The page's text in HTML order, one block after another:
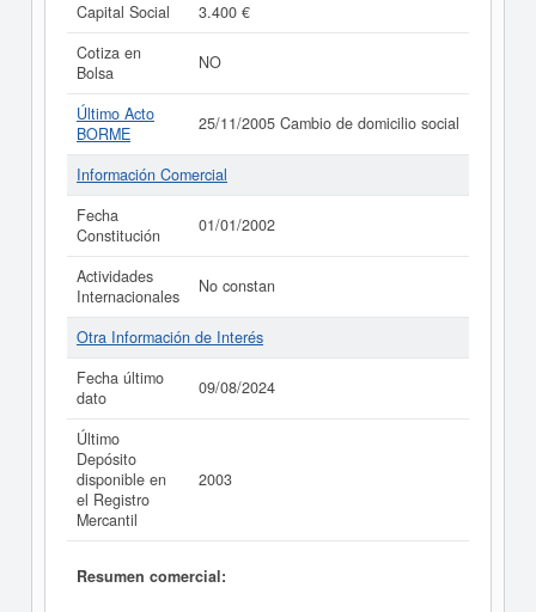
Capital Social
3.400 €
Cotiza en
Bolsa
NO
Último Acto
BORME
25/11/2005 Cambio de domicilio social
Información Comercial
Fecha
Constitución
01/01/2002
Actividades
Internacionales
No constan
Otra Información de Interés
Fecha último
dato
09/08/2024
Último
Depósito
disponible en
el Registro
Mercantil
2003
Resumen comercial: